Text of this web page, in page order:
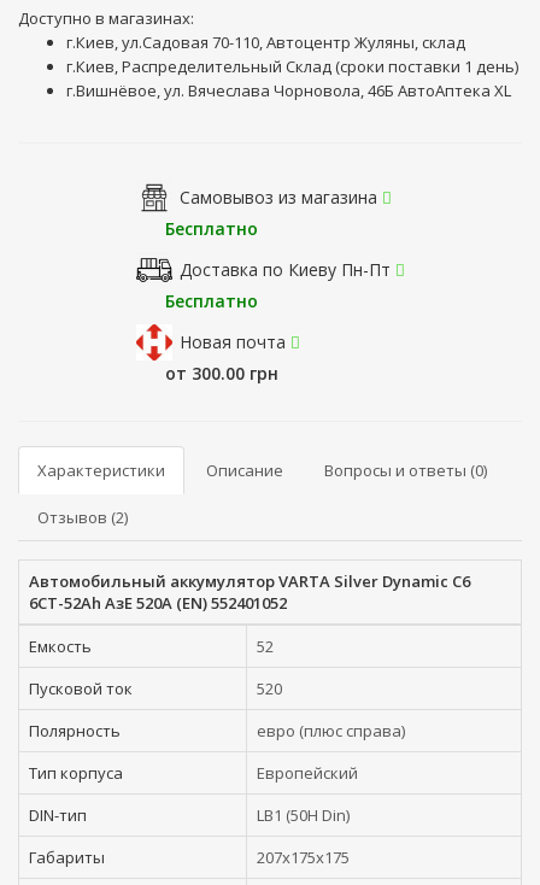
Доступно в магазинах:
г.Киев, ул.Садовая 70-110, Автоцентр Жуляны, склад
г.Киев, Распределительный Склад (сроки поставки 1 день)
г.Вишнёвое, ул. Вячеслава Чорновола, 46Б АвтоАптека XL
Самовывоз из магазина
Бесплатно
Доставка по Киеву Пн-Пт
Бесплатно
Новая почта
от 300.00 грн
Характеристики Описание Вопросы и ответы (0)
Отзывов (2)
Автомобильный аккумулятор VARTA Silver Dynamic C6
6СТ-52Ah АзЕ 520A (EN) 552401052
Емкость
52
Пусковой ток
520
Полярность
евро (плюс справа)
Тип корпуса
Европейский
DIN-тип
LB1 (50H Din)
Габариты
207x175x175